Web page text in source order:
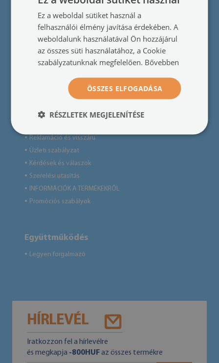
Testreszabott termékek
Hasznos információk
Adatvédelmi politika
Szállítás
● Reklamáció és visszáru
● Üzleti szabályzat
● Kérdések és válaszok
● Szerelési utasítás
● INFORMÁCIÓK A TERMÉKEKRŐL
● Promóciós szabályok
Együttműködés
● Legyen forgalmazó
HÍRLEVÉL
Iratkozzon fel a hírlevélre
és megkapja -800HUFaz összes termékre
Ez a weboldal sütiket használ a
felhasználói élmény javítása érdekében. A
weboldalunk használatával Ön hozzájárul
az összes süti használatához, a Cookie
szabályzatunknak megfelelően. Bővebben
ÖSSZES ELFOGADÁSA
RÉSZLETEK MEGJELENÍTÉSE